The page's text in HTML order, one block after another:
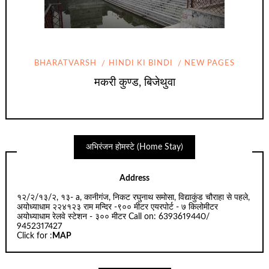
BHARATVARSH HINDI KI BINDI NEW PAGES
मकरी कुण्ड, बिजेथुवा
अभिरंजन होमस्टे (Home Stay)
Address
१२/२/१३/२, १३- a, कानीगंज, निकट रघुनाथ समोसा, विद्याकुंड चौराहा से पहले,
अयोध्याधाम २२४१२३ राम मन्दिर -९०० मीटर एयरपोर्ट - ७ किलोमीटर
अयोध्याधाम रेलवे स्टेशन - ३०० मीटर Call on: 6393619440/
9452317427
Click for : MAP